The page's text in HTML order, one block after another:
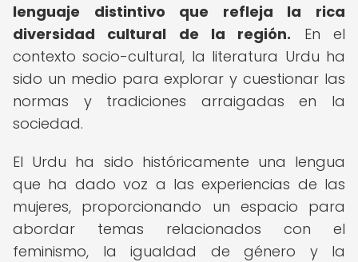
lenguaje distintivo que refleja la rica
diversidad cultural de la región. En el
contexto socio-cultural, la literatura Urdu ha
sido un medio para explorar y cuestionar las
normas y tradiciones arraigadas en la
sociedad.
El Urdu ha sido históricamente una lengua
que ha dado voz a las experiencias de las
mujeres, proporcionando un espacio para
abordar temas relacionados con el
feminismo, la igualdad de género y la